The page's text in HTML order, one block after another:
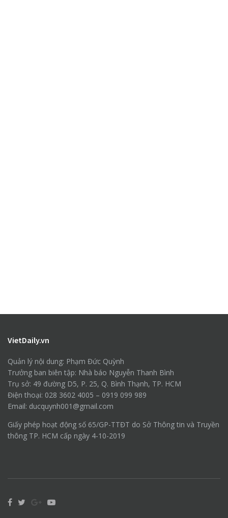
VietDaily.vn
Quản lý nội dung: Phạm Đức Quỳnh
Trưởng ban biên tập: Nhà báo Nguyễn Thanh Bình
Trụ sở: 49 đường D5, P. 25, Q. Bình Thạnh, TP. HCM
Điện thoại: 028 3602 4005 – 0919 099 989
Email: ducquynh001@gmail.com
Giấy phép hoạt động số 65/GP-TTĐT do Sở Thông tin và Truyền
thông TP. HCM cấp ngày 4-10-2019